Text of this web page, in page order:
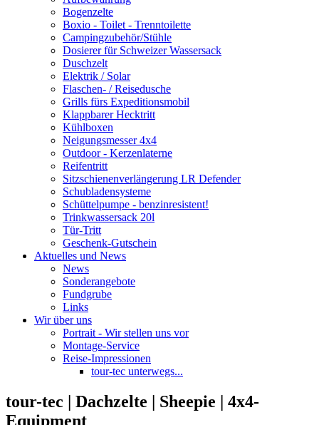
Bogenzelte
Boxio - Toilet - Trenntoilette
Campingzubehör/Stühle
Dosierer für Schweizer Wassersack
Duschzelt
Elektrik / Solar
Flaschen- / Reisedusche
Grills fürs Expeditionsmobil
Klappbarer Hecktritt
Kühlboxen
Neigungsmesser 4x4
Outdoor - Kerzenlaterne
Reifentritt
Sitzschienenverlängerung LR Defender
Schubladensysteme
Schüttelpumpe - benzinresistent!
Trinkwassersack 20l
Tür-Tritt
Geschenk-Gutschein
Aktuelles und News
News
Sonderangebote
Fundgrube
Links
Wir über uns
Portrait - Wir stellen uns vor
Montage-Service
Reise-Impressionen
tour-tec unterwegs...
tour-tec | Dachzelte | Sheepie | 4x4-
Equipment